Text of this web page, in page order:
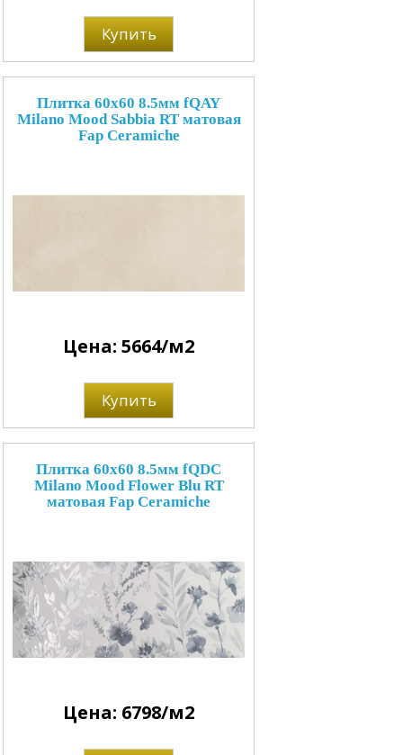
Купить
Плитка 60x60 8.5мм fQAY
Milano Mood Sabbia RT матовая
Fap Ceramiche
Цена: 5664/м2
Купить
Плитка 60x60 8.5мм fQDC
Milano Mood Flower Blu RT
матовая Fap Ceramiche
Цена: 6798/м2